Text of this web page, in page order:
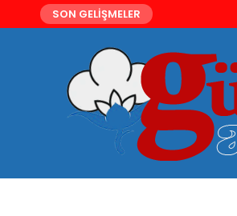
SON GELİŞMELER